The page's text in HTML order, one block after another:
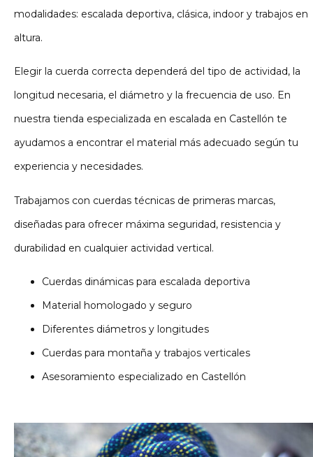
modalidades: escalada deportiva, clásica, indoor y trabajos en
altura.
Elegir la cuerda correcta dependerá del tipo de actividad, la
longitud necesaria, el diámetro y la frecuencia de uso. En
nuestra tienda especializada en escalada en Castellón te
ayudamos a encontrar el material más adecuado según tu
experiencia y necesidades.
Trabajamos con cuerdas técnicas de primeras marcas,
diseñadas para ofrecer máxima seguridad, resistencia y
durabilidad en cualquier actividad vertical.
Cuerdas dinámicas para escalada deportiva
Material homologado y seguro
Diferentes diámetros y longitudes
Cuerdas para montaña y trabajos verticales
Asesoramiento especializado en Castellón